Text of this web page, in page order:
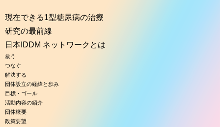
現在できる1型糖尿病の治療
研究の最前線
日本IDDM ネットワークとは
救う
つなぐ
解決する
団体設立の経緯と歩み
目標・ゴール
活動内容の紹介
団体概要
政策要望